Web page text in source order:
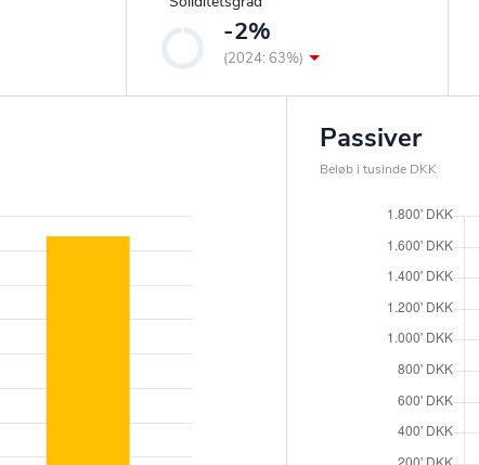
-2%
(2024: 63%)
Passiver
Beløb i tusinde DKK